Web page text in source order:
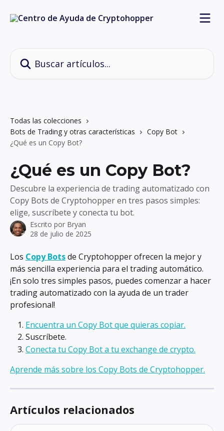
Todas las colecciones
Bots de Trading y otras características
Copy Bot
¿Qué es un Copy Bot?
¿Qué es un Copy Bot?
Descubre la experiencia de trading automatizado con
Copy Bots de Cryptohopper en tres pasos simples:
elige, suscríbete y conecta tu bot.
Escrito por Bryan
28 de julio de 2025
Los Copy Bots de Cryptohopper ofrecen la mejor y
más sencilla experiencia para el trading automático.
¡En solo tres simples pasos, puedes comenzar a hacer
trading automatizado con la ayuda de un trader
profesional!
Encuentra un Copy Bot que quieras copiar.
Suscríbete.
Conecta tu Copy Bot a tu exchange de crypto.
Aprende más sobre los Copy Bots de Cryptohopper.
Artículos relacionados